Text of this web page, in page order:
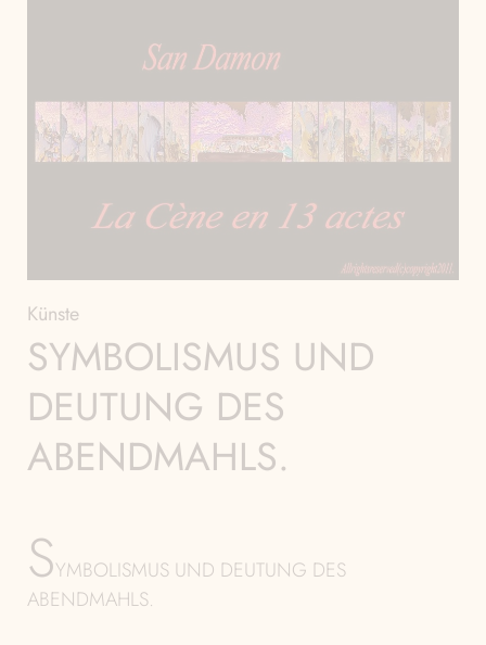
Künste
SYMBOLISMUS UND
DEUTUNG DES
ABENDMAHLS.
SYMBOLISMUS UND DEUTUNG DES
ABENDMAHLS.